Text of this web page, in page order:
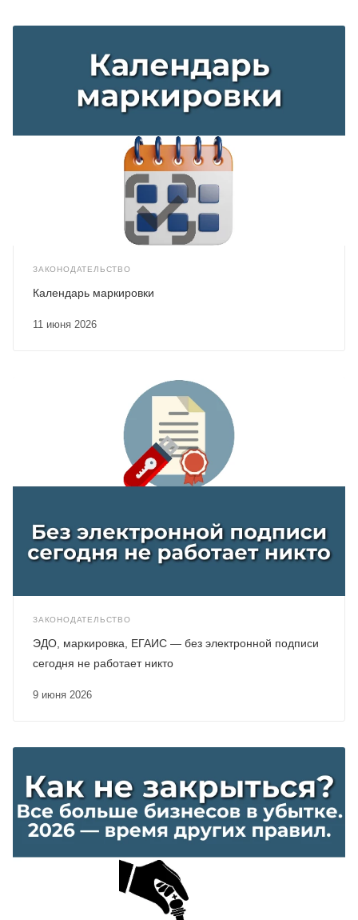
ЗАКОНОДАТЕЛЬСТВО
11 июня 2026
Календарь маркировки
ЗАКОНОДАТЕЛЬСТВО
9 июня 2026
ЭДО, маркировка, ЕГАИС — без электронной подписи
сегодня не работает никто